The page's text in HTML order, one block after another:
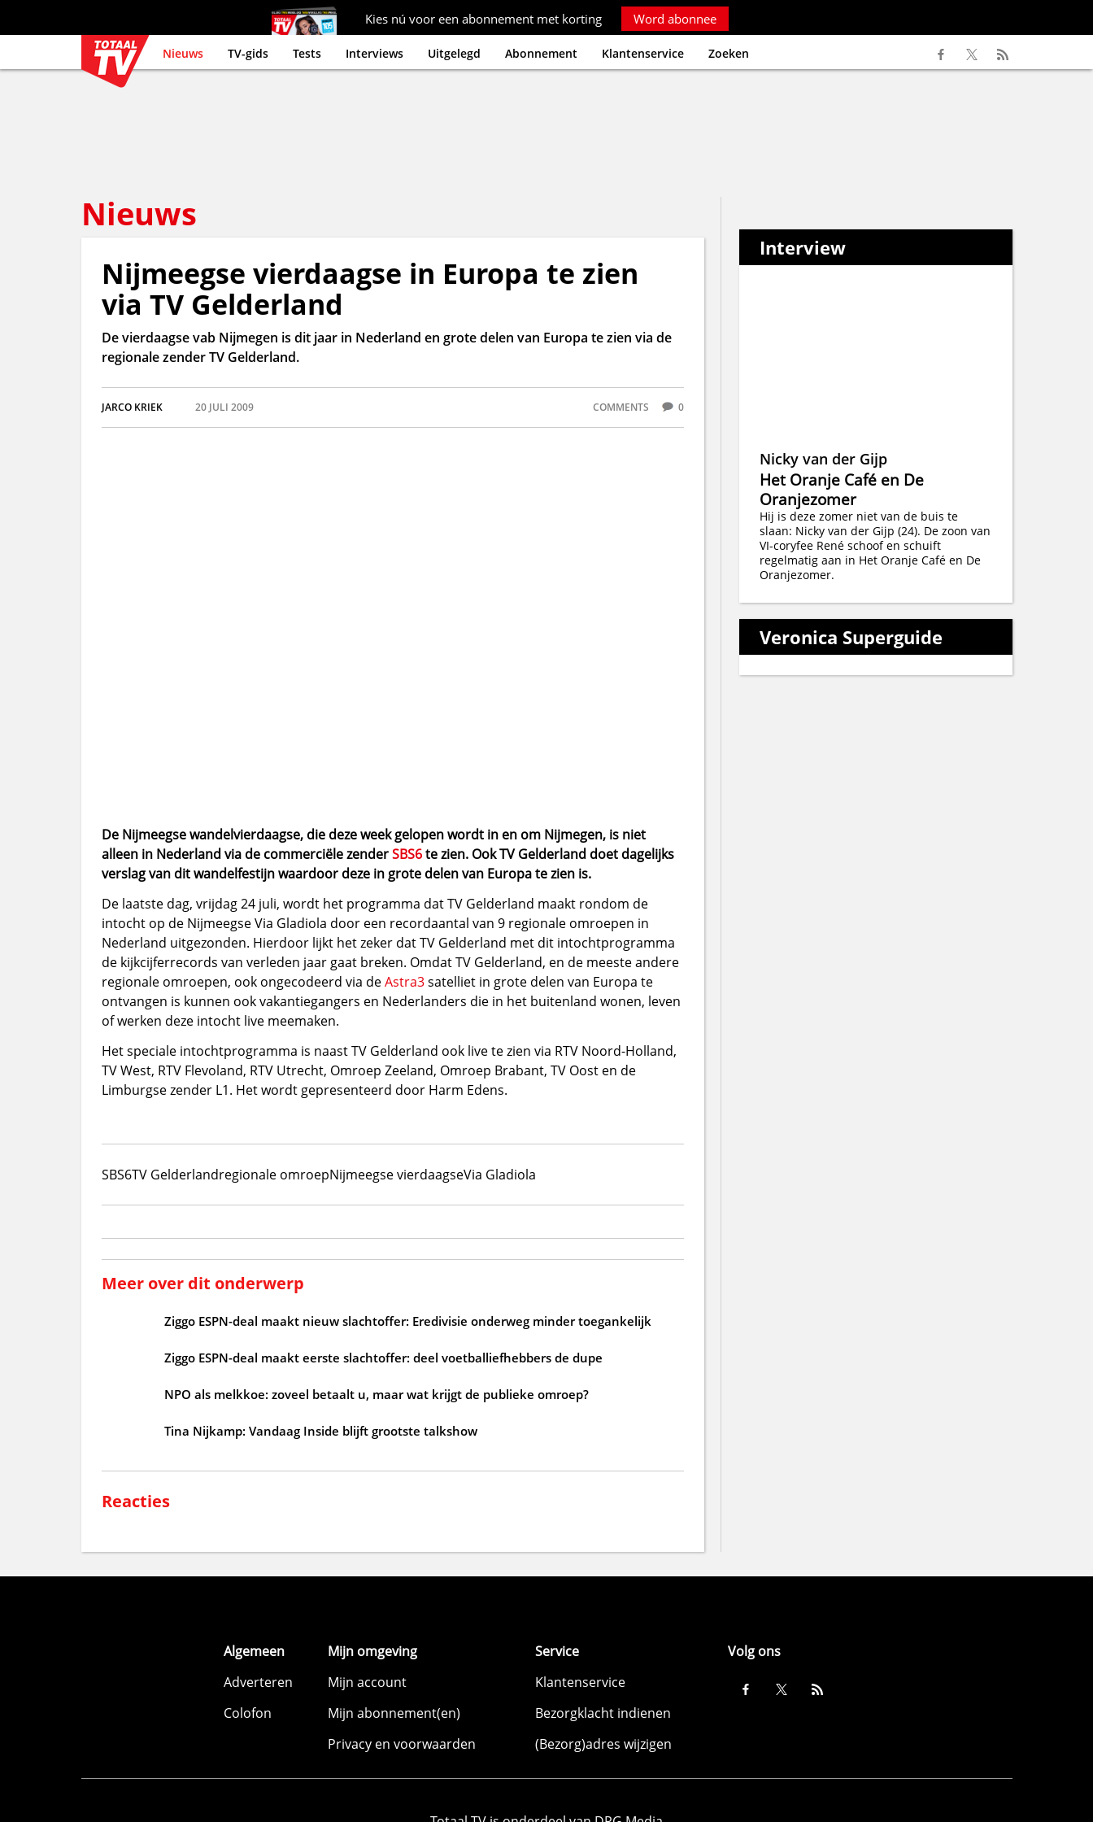
Kies nú voor een abonnement met korting Word abonnee
Nieuws TV-gids Tests Interviews Uitgelegd Abonnement Klantenservice Zoeken
Nieuws
Nijmeegse vierdaagse in Europa te zien
via TV Gelderland
De vierdaagse vab Nijmegen is dit jaar in Nederland en grote delen van Europa te zien via de
regionale zender TV Gelderland.
JARCO KRIEK 20 JULI 2009 COMMENTS 0
De Nijmeegse wandelvierdaagse, die deze week gelopen wordt in en om Nijmegen, is niet
alleen in Nederland via de commerciële zenderSBS6te zien. Ook TV Gelderland doet dagelijks
verslag van dit wandelfestijn waardoor deze in grote delen van Europa te zien is.
De laatste dag, vrijdag 24 juli, wordt het programma dat TV Gelderland maakt rondom de
intocht op de Nijmeegse Via Gladiola door een recordaantal van 9 regionale omroepen in
Nederland uitgezonden. Hierdoor lijkt het zeker dat TV Gelderland met dit intochtprogramma
de kijkcijferrecords van verleden jaar gaat breken. Omdat TV Gelderland, en de meeste andere
regionale omroepen, ook ongecodeerd via deAstra3satelliet in grote delen van Europa te
ontvangen is kunnen ook vakantiegangers en Nederlanders die in het buitenland wonen, leven
of werken deze intocht live meemaken.
Het speciale intochtprogramma is naast TV Gelderland ook live te zien via RTV Noord-Holland,
TV West, RTV Flevoland, RTV Utrecht, Omroep Zeeland, Omroep Brabant, TV Oost en de
Limburgse zender L1. Het wordt gepresenteerd door Harm Edens.
SBS6TV Gelderlandregionale omroepNijmeegse vierdaagseVia Gladiola
Meer over dit onderwerp
Ziggo ESPN-deal maakt nieuw slachtoffer: Eredivisie onderweg minder toegankelijk
Ziggo ESPN-deal maakt eerste slachtoffer: deel voetballiefhebbers de dupe
NPO als melkkoe: zoveel betaalt u, maar wat krijgt de publieke omroep?
Tina Nijkamp: Vandaag Inside blijft grootste talkshow
Reacties
Interview
Nicky van der Gijp
Het Oranje Café en De
Oranjezomer
Hij is deze zomer niet van de buis te
slaan: Nicky van der Gijp (24). De zoon van
VI-coryfee René schoof en schuift
regelmatig aan in Het Oranje Café en De
Oranjezomer.
Veronica Superguide
Algemeen
Adverteren
Colofon
Mijn omgeving
Mijn account
Mijn abonnement(en)
Privacy en voorwaarden
Service
Klantenservice
Bezorgklacht indienen
(Bezorg)adres wijzigen
Volg ons